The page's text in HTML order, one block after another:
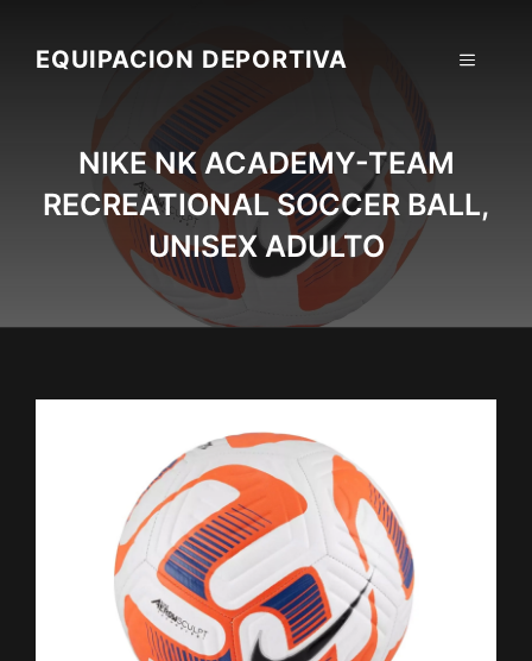
contentEQUIPACION DEPORTIVA MENU
NIKE NK ACADEMY-TEAM
RECREATIONAL SOCCER BALL,
UNISEX ADULTO